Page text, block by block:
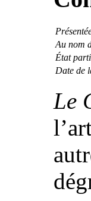
Au nom
État
Date de
Le